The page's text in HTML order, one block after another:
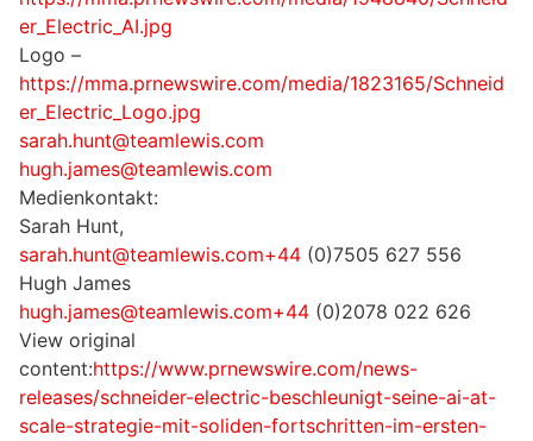
er_Electric_AI.jpg
Logo –
https://mma.prnewswire.com/media/1823165/Schneid
er_Electric_Logo.jpg
sarah.hunt@teamlewis.com
hugh.james@teamlewis.com
Medienkontakt:
Sarah Hunt,
sarah.hunt@teamlewis.com+44 (0)7505 627 556
Hugh James
hugh.james@teamlewis.com+44 (0)2078 022 626
View original
content:https://www.prnewswire.com/news-
releases/schneider-electric-beschleunigt-seine-ai-at-
scale-strategie-mit-soliden-fortschritten-im-ersten-